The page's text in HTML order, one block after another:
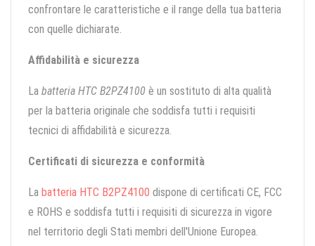
confrontare le caratteristiche e il range della tua batteria
con quelle dichiarate.
Affidabilità e sicurezza
La batteria HTC B2PZ4100 è un sostituto di alta qualità
per la batteria originale che soddisfa tutti i requisiti
tecnici di affidabilità e sicurezza.
Certificati di sicurezza e conformità
La batteria HTC B2PZ4100 dispone di certificati CE, FCC
e ROHS e soddisfa tutti i requisiti di sicurezza in vigore
nel territorio degli Stati membri dell'Unione Europea.